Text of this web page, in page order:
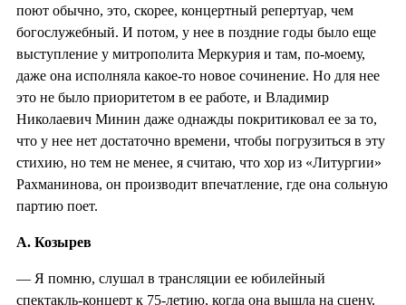
поют обычно, это, скорее, концертный репертуар, чем
богослужебный. И потом, у нее в поздние годы было еще
выступление у митрополита Меркурия и там, по-моему,
даже она исполняла какое-то новое сочинение. Но для нее
это не было приоритетом в ее работе, и Владимир
Николаевич Минин даже однажды покритиковал ее за то,
что у нее нет достаточно времени, чтобы погрузиться в эту
стихию, но тем не менее, я считаю, что хор из «Литургии»
Рахманинова, он производит впечатление, где она сольную
партию поет.
А. Козырев
— Я помню, слушал в трансляции ее юбилейный
спектакль-концерт к 75-летию, когда она вышла на сцену,